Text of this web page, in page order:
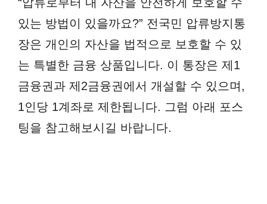
있는 방법이 있을까요?” 전국민 압류방지통
장은 개인의 자산을 법적으로 보호할 수 있
는 특별한 금융 상품입니다. 이 통장은 제1
금융권과 제2금융권에서 개설할 수 있으며,
1인당 1계좌로 제한됩니다. 그럼 아래 포스
팅을 참고해보시길 바랍니다.